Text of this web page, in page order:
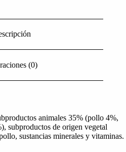
(0)
animales 35% (pollo 4%,
subproductos de origen vegetal
sustancias minerales y vitaminas.